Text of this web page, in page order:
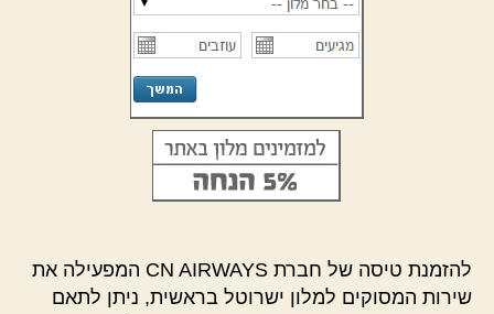
להזמנת טיסה של חברת CN AIRWAYS המפעילה את
שירות המסוקים למלון ישרוטל בראשית, ניתן לתאם